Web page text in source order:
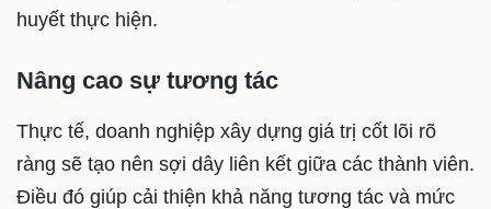
huyết thực hiện.
Nâng cao sự tương tác
Thực tế, doanh nghiệp xây dựng giá trị cốt lõi rõ
ràng sẽ tạo nên sợi dây liên kết giữa các thành viên.
Điều đó giúp cải thiện khả năng tương tác và mức